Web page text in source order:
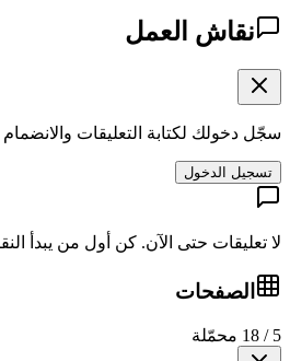
نقاش العمل
سجّل دخولك لكتابة التعليقات
تسجيل الدخول
لا تعليقات حتى الآن. كن أول من يبدأ
الصفحات
5 / 18 محمّلة